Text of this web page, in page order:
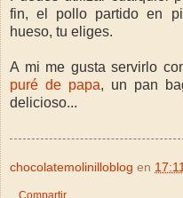
fin, el pollo partido en
hueso, tu eliges.
A mi me gusta servirlo
puré de papa, un pan
delicioso...
chocolatemolinilloblog en 17:11
Compartir